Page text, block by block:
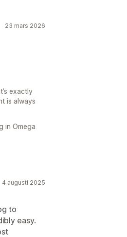
23 mars 2026
exactly
is always
in Omega
4 augusti 2025
to
easy.